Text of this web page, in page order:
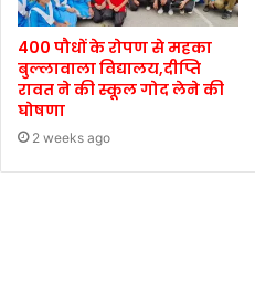
400 पौधों के रोपण से महका
बुल्लावाला विद्यालय,दीप्ति
रावत ने की स्कूल गोद लेने की
घोषणा
2 weeks ago